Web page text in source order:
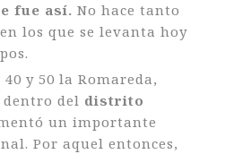
fue así. No hace tanto
los que se levanta hoy
y 50 la Romareda,
del distrito
un importante
Por aquel entonces,